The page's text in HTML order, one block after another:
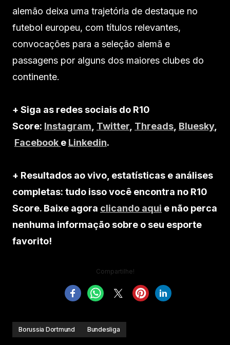
alemão deixa uma trajetória de destaque no
futebol europeu, com títulos relevantes,
convocações para a seleção alemã e
passagens por alguns dos maiores clubes do
continente.
+ Siga as redes sociais do R10
Score: Instagram, Twitter, Threads, Bluesky,
Facebook e Linkedin.
+ Resultados ao vivo, estatísticas e análises
completas: tudo isso você encontra no R10
Score. Baixe agora clicando aqui e não perca
nenhuma informação sobre o seu esporte
favorito!
Compartilhe!
Borussia Dortmund Bundesliga